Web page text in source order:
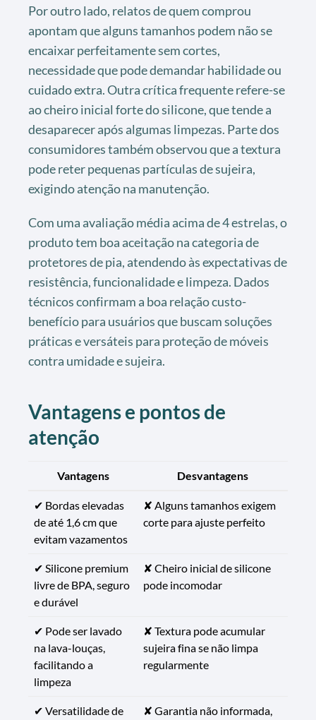
Por outro lado, relatos de quem comprou
apontam que alguns tamanhos podem não se
encaixar perfeitamente sem cortes,
necessidade que pode demandar habilidade ou
cuidado extra. Outra crítica frequente refere-se
ao cheiro inicial forte do silicone, que tende a
desaparecer após algumas limpezas. Parte dos
consumidores também observou que a textura
pode reter pequenas partículas de sujeira,
exigindo atenção na manutenção.
Com uma avaliação média acima de 4 estrelas, o
produto tem boa aceitação na categoria de
protetores de pia, atendendo às expectativas de
resistência, funcionalidade e limpeza. Dados
técnicos confirmam a boa relação custo-
benefício para usuários que buscam soluções
práticas e versáteis para proteção de móveis
contra umidade e sujeira.
Vantagens e pontos de
atenção
Vantagens Desvantagens
✔ Bordas elevadas
de até 1,6 cm que
evitam vazamentos
✘ Alguns tamanhos exigem
corte para ajuste perfeito
✔ Silicone premium
livre de BPA, seguro
e durável
✘ Cheiro inicial de silicone
pode incomodar
✔ Pode ser lavado
na lava-louças,
facilitando a
limpeza
✘ Textura pode acumular
sujeira fina se não limpa
regularmente
✔ Versatilidade de
✘ Garantia não informada,